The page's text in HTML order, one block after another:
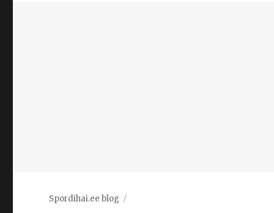
Spordihai.ee blog